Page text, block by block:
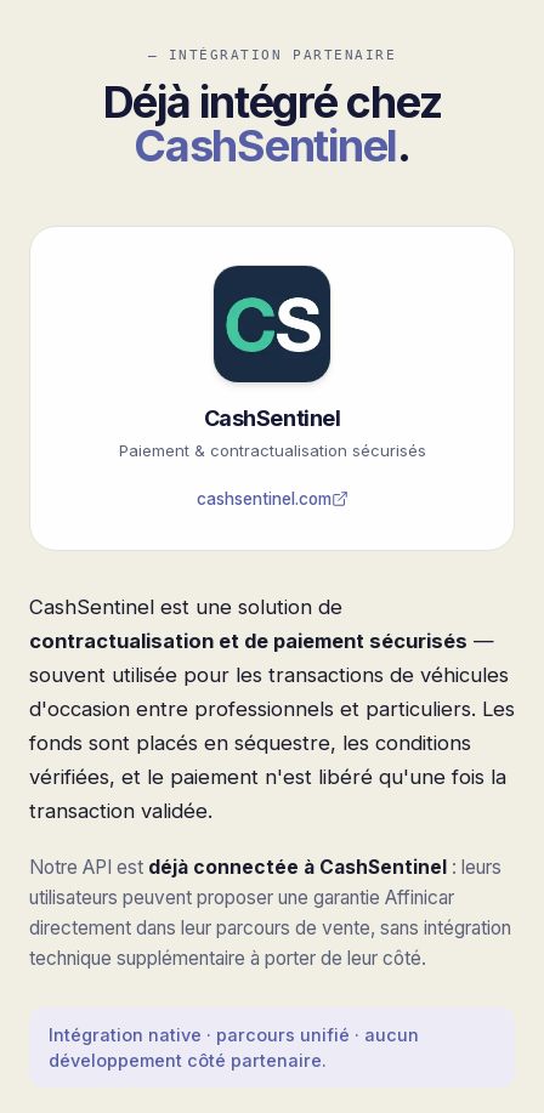
— INTÉGRATION PARTENAIRE
Déjà intégré chez
CashSentinel.
CashSentinel
Paiement & contractualisation sécurisés
cashsentinel.com
CashSentinel est une solution de
contractualisation et de paiement sécurisés —
souvent utilisée pour les transactions de véhicules
d'occasion entre professionnels et particuliers. Les
fonds sont placés en séquestre, les conditions
vérifiées, et le paiement n'est libéré qu'une fois la
transaction validée.
Notre API est déjà connectée à CashSentinel : leurs
utilisateurs peuvent proposer une garantie Affinicar
directement dans leur parcours de vente, sans intégration
technique supplémentaire à porter de leur côté.
Intégration native · parcours unifié · aucun
développement côté partenaire.